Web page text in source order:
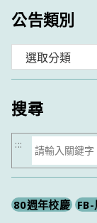
公告類別
類
搜尋
搜
尋
:::
80週年校慶